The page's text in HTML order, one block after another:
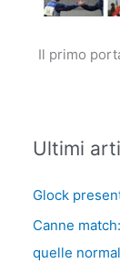
Il primo
Ultimi
Glock
Canne
quelle